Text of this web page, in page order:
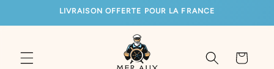
AU
LIVRAISON OFFERTE POUR LA FRANCE
Panier